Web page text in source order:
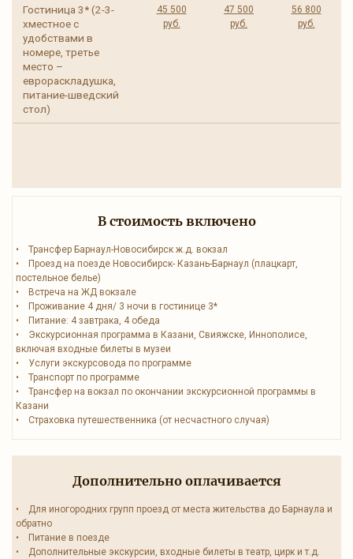
Гостиница 3* (2-3-
хместное с
удобствами в
номере, третье
место –
еврораскладушка,
питание-шведский
стол)
45 500
руб.
47 500
руб.
56 800
руб.
В стоимость включено
• Трансфер Барнаул-Новосибирск ж.д. вокзал
• Проезд на поезде Новосибирск- Казань-Барнаул (плацкарт,
постельное белье)
• Встреча на ЖД вокзале
• Проживание 4 дня/ 3 ночи в гостинице 3*
• Питание: 4 завтрака, 4 обеда
• Экскурсионная программа в Казани, Свияжске, Иннополисе,
включая входные билеты в музеи
• Услуги экскурсовода по программе
• Транспорт по программе
• Трансфер на вокзал по окончании экскурсионной программы в
Казани
• Страховка путешественника (от несчастного случая)
Дополнительно оплачивается
• Для иногородних групп проезд от места жительства до Барнаула и
обратно
• Питание в поезде
• Дополнительные экскурсии, входные билеты в театр, цирк и т.д.